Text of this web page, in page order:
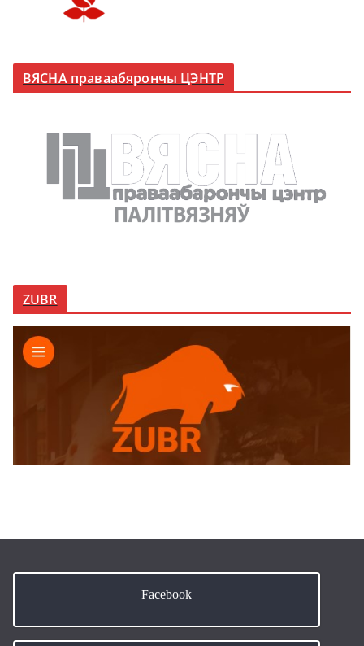
ВЯСНА праваабярончы ЦЭНТР
ZUBR
Facebook